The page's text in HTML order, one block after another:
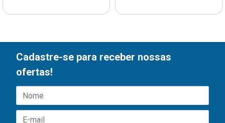
Cadastre-se para receber nossas
ofertas!